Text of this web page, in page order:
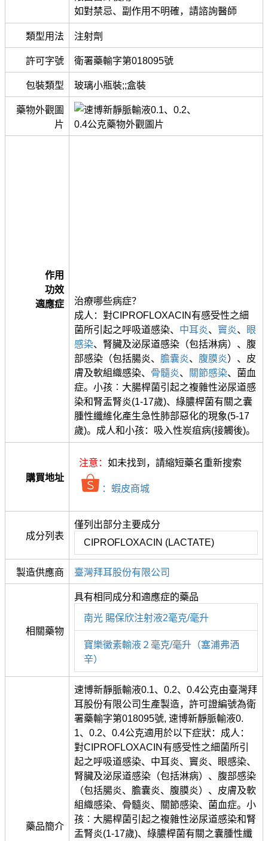
如對禁忌、副作用不明確，請諮詢醫師
類型用法 注射劑
許可字號 衛署藥輸字第018095號
包裝類型 玻璃小瓶裝;;盒裝
藥物外觀圖
片
作用
功效
適應症
治療哪些病症？
成人：對CIPROFLOXACIN有感受性之細
菌所引起之呼吸道感染、 中耳炎、 竇炎、
眼
感染、腎臟及泌尿道感染（包括淋病）、腹
部感染（包括腸炎、 膽囊炎、 腹膜炎）、皮
膚及軟組織感染、 骨髓炎、 關節感染、菌血
症。小孩︰大腸桿菌引起之複雜性泌尿道感
染和腎盂腎炎(1-17歲)、綠膿桿菌有關之囊
腫性纖維化產生急性肺部惡化的現象(5-17
歲)。成人和小孩：吸入性炭疽病(接觸後)。
購買地址
注意： 如未找到，請縮短藥名重新搜索
：蝦皮商城
成分列表
僅列出部分主要成分
CIPROFLOXACIN (LACTATE)
製造供應商 臺灣拜耳股份有限公司
相關藥物
具有相同成分和適應症的藥品
南光 賜保欣注射液2毫克/毫升
寶樂黴素輸液２毫克/毫升（塞浦弗洒
辛）
藥品簡介
速博新靜脈輸液0.1、0.2、0.4公克由臺灣拜
耳股份有限公司生產製造，許可證編號為衛
署藥輸字第018095號, 速博新靜脈輸液0.
1、0.2、0.4公克適用於以下症狀：成人：
對CIPROFLOXACIN有感受性之細菌所引
起之呼吸道感染、中耳炎、竇炎、眼感染、
腎臟及泌尿道感染（包括淋病）、腹部感染
（包括腸炎、膽囊炎、腹膜炎）、皮膚及軟
組織感染、骨髓炎、關節感染、菌血症。小
孩︰大腸桿菌引起之複雜性泌尿道感染和腎
盂腎炎(1-17歲)、綠膿桿菌有關之囊腫性纖